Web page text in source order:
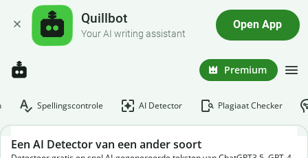
Quillbot
Your AI writing assistant
Open App
Premium
Spellingscontrole AI Detector Plagiaat Checker
Een AI Detector van een ander soort